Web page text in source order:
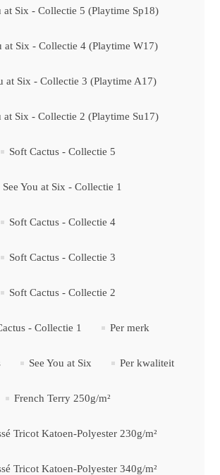
at Six - Collectie 5 (Playtime Sp18)
at Six - Collectie 4 (Playtime W17)
at Six - Collectie 3 (Playtime A17)
at Six - Collectie 2 (Playtime Su17)
Soft Cactus - Collectie 5
See You at Six - Collectie 1
Soft Cactus - Collectie 4
Soft Cactus - Collectie 3
Soft Cactus - Collectie 2
- Collectie 1 Per merk
See You at Six Per kwaliteit
French Terry 250g/m²
Tricot Katoen-Polyester 230g/m²
Tricot Katoen-Polyester 340g/m²